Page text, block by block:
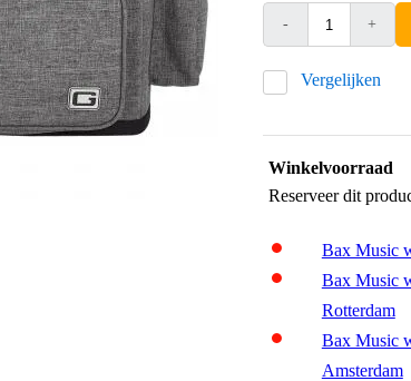
- +
Vergelijken
Winkelvoorraad
Reserveer dit
Bax Music
Bax Music
Rotterdam
Bax Music
Amsterdam